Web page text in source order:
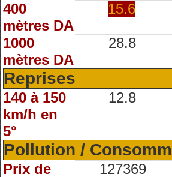
400
mètres DA
15.6
1000
mètres DA
28.8
Reprises
140 à 150
km/h en
5°
12.8
Pollution /
Prix de
127369